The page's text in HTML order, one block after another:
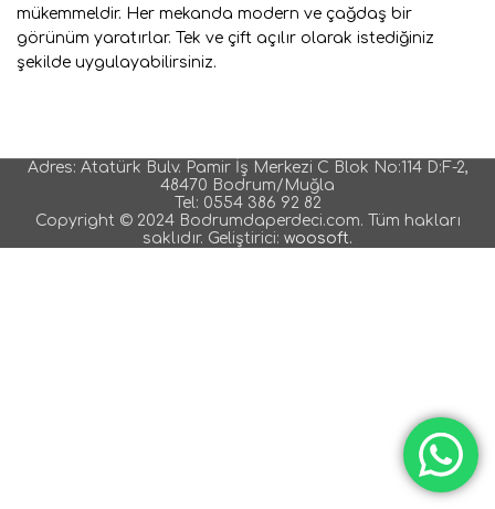
mükemmeldir. Her mekanda modern ve çağdaş bir
görünüm yaratırlar. Tek ve çift açılır olarak istediğiniz
şekilde uygulayabilirsiniz.
Adres: Atatürk Bulv. Pamir İş Merkezi C Blok No:114 D:F-2,
48470 Bodrum/Muğla
Tel: 0554 386 92 82
Copyright © 2024 Bodrumdaperdeci.com. Tüm hakları
saklıdır. Geliştirici: woosoft.